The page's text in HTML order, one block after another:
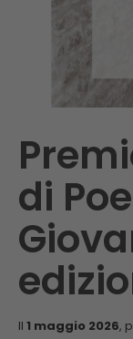
di
Il 1 maggio 2026,